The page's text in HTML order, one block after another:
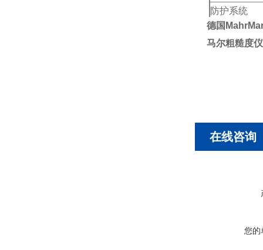
防护系统
可充电电池
宽范围电源
德国
马尔粗糙度
在线咨询
您的